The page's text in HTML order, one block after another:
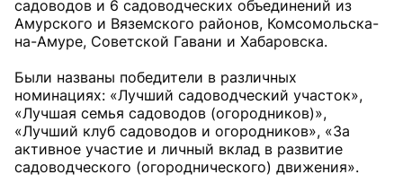
садоводов и 6 садоводческих объединений из
Амурского и Вяземского районов, Комсомольска-
на-Амуре, Советской Гавани и Хабаровска.
Были названы победители в различных
номинациях: «Лучший садоводческий участок»,
«Лучшая семья садоводов (огородников)»,
«Лучший клуб садоводов и огородников», «За
активное участие и личный вклад в развитие
садоводческого (огороднического) движения».